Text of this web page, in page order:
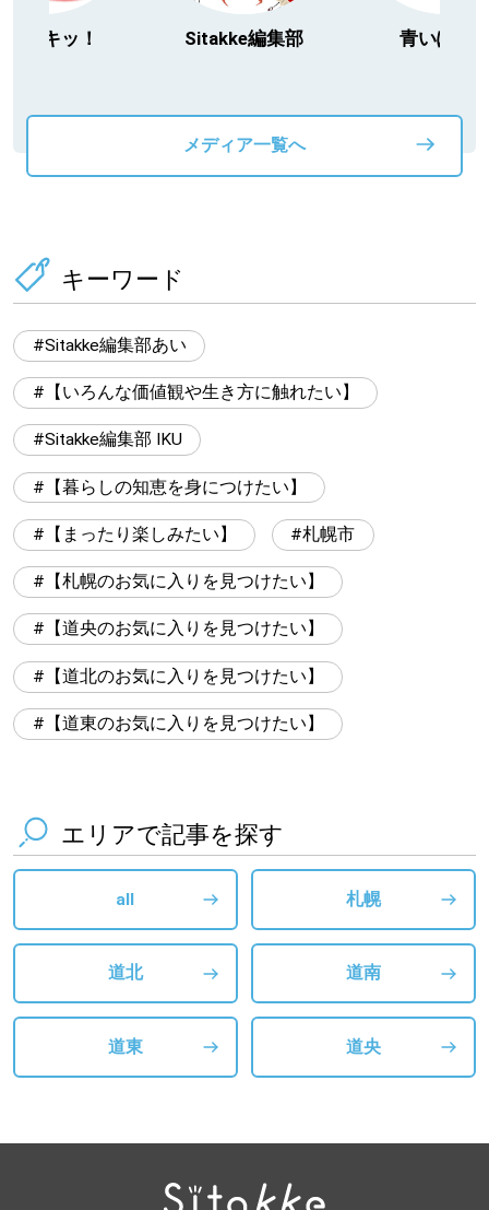
日ドキッ！ Sitakke編集部 青いぽす
メディア一覧へ
キーワード
Sitakke編集部あい
【いろんな価値観や生き方に触れたい】
Sitakke編集部 IKU
【暮らしの知恵を身につけたい】
【まったり楽しみたい】 札幌市
【札幌のお気に入りを見つけたい】
【道央のお気に入りを見つけたい】
【道北のお気に入りを見つけたい】
【道東のお気に入りを見つけたい】
エリアで記事を探す
all 札幌
道北 道南
道東 道央